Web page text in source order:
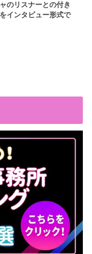
のリスナーとの付き
インタビュー形式で